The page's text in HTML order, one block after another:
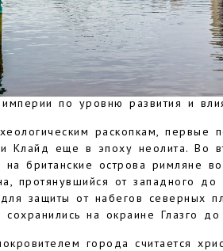
сочетание серых скал,
пейзаж.
превратился в религиозный и
центр Шотландии, особенно в
город являлся вторым
империи по уровню развития и
раскопкам, первые
Клайд еще в эпоху неолита. Во
британские острова римляне
протянувшийся от западного до
защиты от набегов северных
сохранились на окраине Глазго
города считается